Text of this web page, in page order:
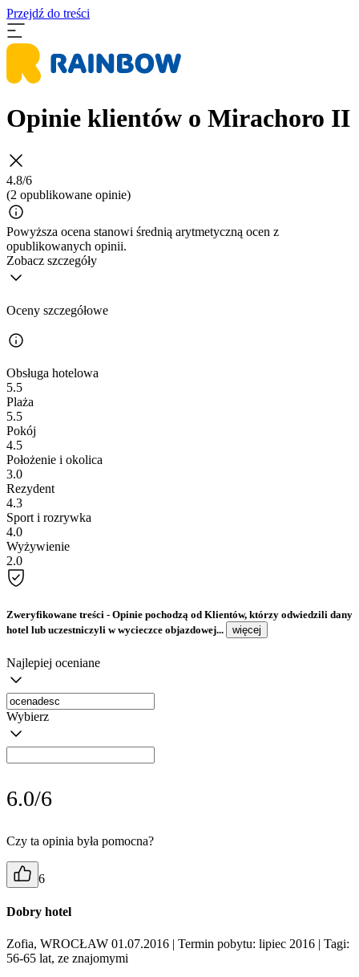
Przejdź do treści
Opinie klientów o Mirachoro II
4.8/6
(2 opublikowane opinie)
Powyższa ocena stanowi średnią arytmetyczną ocen z
opublikowanych opinii.
Zobacz szczegóły
Oceny szczegółowe
Obsługa hotelowa
5.5
Plaża
5.5
Pokój
4.5
Położenie i okolica
3.0
Rezydent
4.3
Sport i rozrywka
4.0
Wyżywienie
2.0
Zweryfikowane treści - Opinie pochodzą od Klientów, którzy odwiedzili dany
hotel lub uczestniczyli w wycieczce objazdowej...
więcej
Najlepiej oceniane
Wybierz
6.0/6
Czy ta opinia była pomocna?
6
Dobry hotel
Zofia, WROCŁAW 01.07.2016 | Termin pobytu: lipiec 2016 | Tagi:
56-65 lat, ze znajomymi